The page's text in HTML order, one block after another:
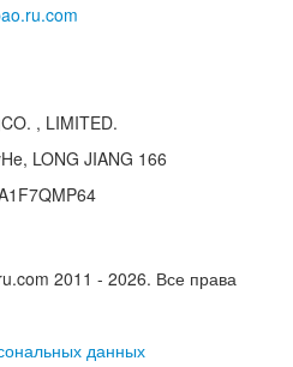
, LIMITED.
LONG JIANG 166
2011 - 2026. Все права
данных